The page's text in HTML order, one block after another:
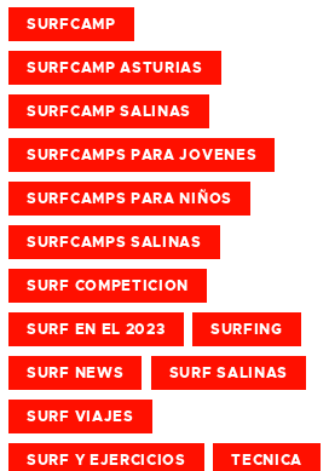
SURFCAMP
SURFCAMP ASTURIAS
SURFCAMP SALINAS
SURFCAMPS PARA JOVENES
SURFCAMPS PARA NIÑOS
SURFCAMPS SALINAS
SURF COMPETICION
SURF EN EL 2023 SURFING
SURF NEWS SURF SALINAS
SURF VIAJES
SURF Y EJERCICIOS TECNICA